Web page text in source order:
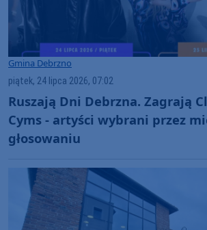
Gmina Debrzno
piątek, 24 lipca 2026, 07:02
Ruszają Dni Debrzna. Zagrają
Cyms - artyści wybrani przez
głosowaniu